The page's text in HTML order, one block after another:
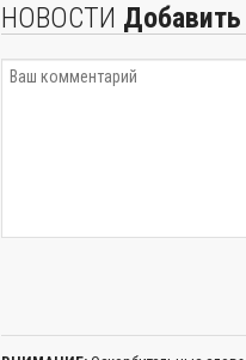
НОВОСТИ